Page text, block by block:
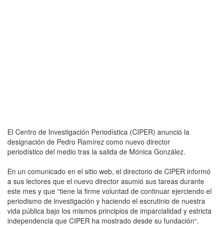
El Centro de Investigación Periodística (CIPER) anunció la
designación de Pedro Ramírez como nuevo director
periodístico del medio tras la salida de Mónica González.
En un comunicado en el sitio web, el directorio de CIPER informó
a sus lectores que el nuevo director asumió sus tareas durante
este mes y que “tiene la firme voluntad de continuar ejerciendo el
periodismo de investigación y haciendo el escrutinio de nuestra
vida pública bajo los mismos principios de imparcialidad y estricta
independencia que CIPER ha mostrado desde su fundación“.